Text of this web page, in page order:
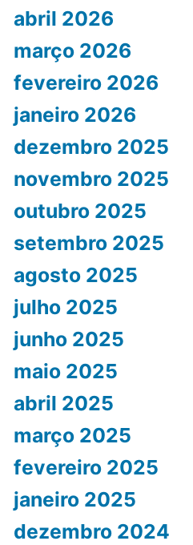
abril 2026
março 2026
fevereiro 2026
janeiro 2026
dezembro 2025
novembro 2025
outubro 2025
setembro 2025
agosto 2025
julho 2025
junho 2025
maio 2025
abril 2025
março 2025
fevereiro 2025
janeiro 2025
dezembro 2024